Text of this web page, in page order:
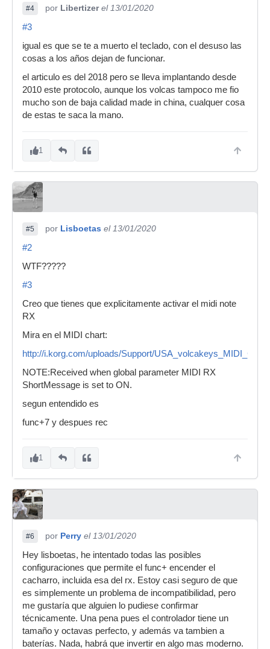
#4 por Libertizer el 13/01/2020
#3
igual es que se te a muerto el teclado, con el desuso las
cosas a los años dejan de funcionar.
el articulo es del 2018 pero se lleva implantando desde
2010 este protocolo, aunque los volcas tampoco me fio
mucho son de baja calidad made in china, cualquer cosa
de estas te saca la mano.
1
#5 por Lisboetas el 13/01/2020
#2
WTF?????
#3
Creo que tienes que explicitamente activar el midi note
RX
Mira en el MIDI chart:
http://i.korg.com/uploads/Support/
NOTE:Received when global parameter MIDI RX
ShortMessage is set to ON.
segun entendido es
func+7 y despues rec
1
#6 por Perry el 13/01/2020
Hey lisboetas, he intentado todas las posibles
configuraciones que permite el func+ encender el
cacharro, incluida esa del rx. Estoy casi seguro de que
es simplemente un problema de incompatibilidad, pero
me gustaría que alguien lo pudiese confirmar
técnicamente. Una pena pues el controlador tiene un
tamaño y octavas perfecto, y además va tambien a
baterías. Nada, habrá que invertir en algo mas moderno.